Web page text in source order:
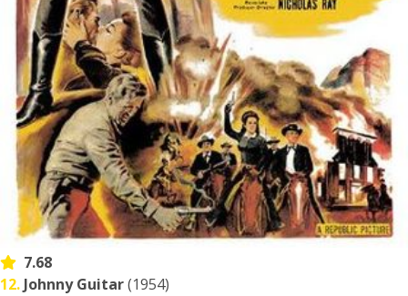
7.68
12. Johnny Guitar(1954)